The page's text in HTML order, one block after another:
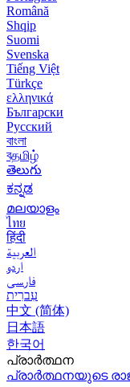
Română
Shqip
Suomi
Svenska
Tiếng Việt
Türkçe
ελληνικά
Български
Русский
বাংলা
বதமிழ்
తెలుగు
ಕನ್ನಡ
മലയാളം
ไทย
हिंदी
العربية
اردو
فارسی
עִברִית
中文 (简体)
日本語
한국어
പ്രാർത്ഥന
പ്രാർത്ഥനയുടെ